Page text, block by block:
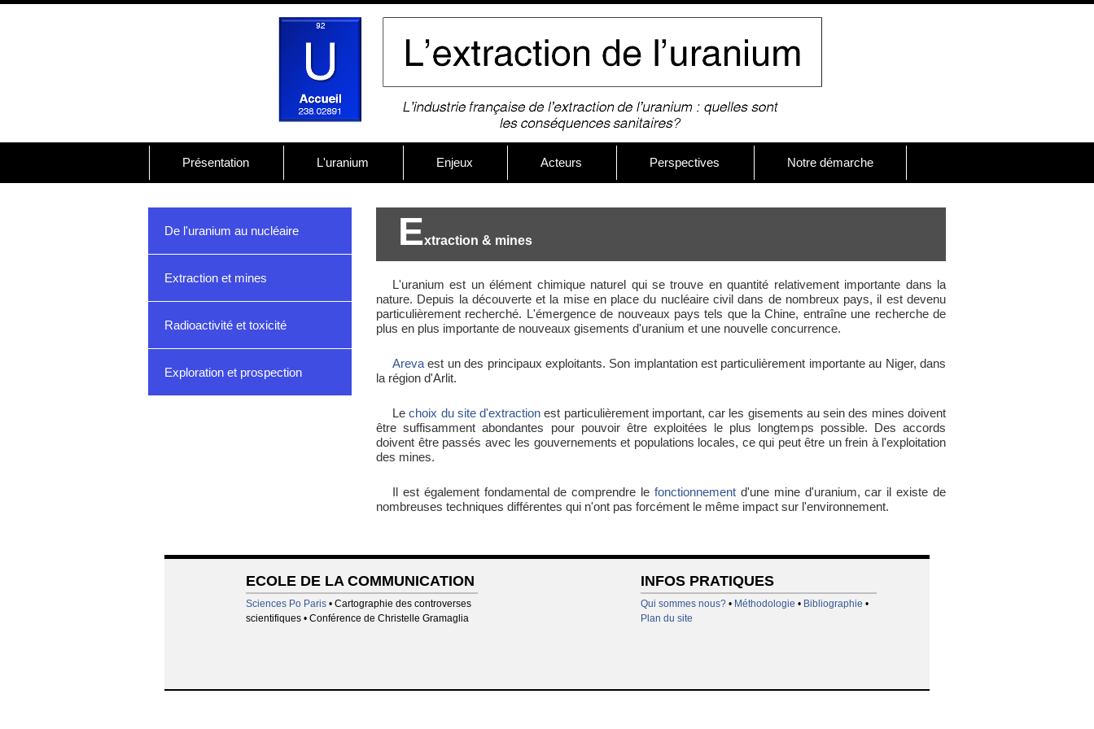
Présentation L'uranium Enjeux Acteurs Perspectives Notre démarche
De l'uranium au nucléaire
Extraction et mines
Radioactivité et toxicité
Exploration et prospection
Extraction & mines
L'uranium est un élément chimique naturel qui se trouve en quantité relativement importante dans la
nature. Depuis la découverte et la mise en place du nucléaire civil dans de nombreux pays, il est devenu
particulièrement recherché. L'émergence de nouveaux pays tels que la Chine, entraîne une recherche de
plus en plus importante de nouveaux gisements d'uranium et une nouvelle concurrence.
Areva est un des principaux exploitants. Son implantation est particulièrement importante au Niger, dans
la région d'Arlit.
Lechoix du site d'extraction est particulièrement important, car les gisements au sein des mines doivent
être suffisamment abondantes pour pouvoir être exploitées le plus longtemps possible. Des accords
doivent être passés avec les gouvernements et populations locales, ce qui peut être un frein à l'exploitation
des mines.
Il est également fondamental de comprendre le fonctionnement d'une mine d'uranium, car il existe de
nombreuses techniques différentes qui n'ont pas forcément le même impact sur l'environnement.
ECOLE DE LA COMMUNICATION
Sciences Po Paris • Cartographie des controverses
scientifiques • Conférence de Christelle Gramaglia
INFOS PRATIQUES
Qui sommes nous? • Méthodologie • Bibliographie •
Plan du site